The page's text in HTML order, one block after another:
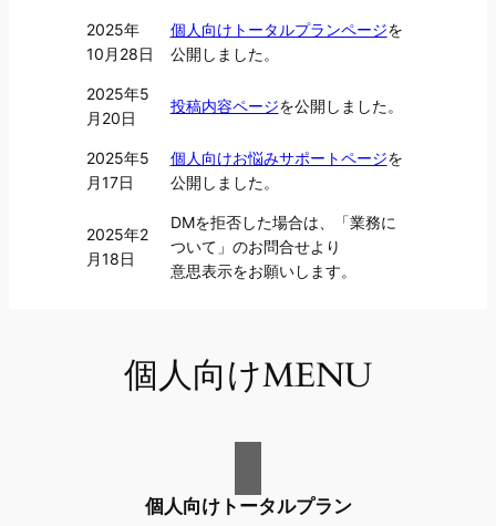
2025年
10月28日
個人向けトータルプランページを
公開しました。
2025年5
月20日
投稿内容ページを公開しました。
2025年5
月17日
個人向けお悩みサポートページを
公開しました。
2025年2
月18日
DMを拒否した場合は、「業務に
ついて」のお問合せより
意思表示をお願いします。
個人向けMENU
個人向けトータルプラン